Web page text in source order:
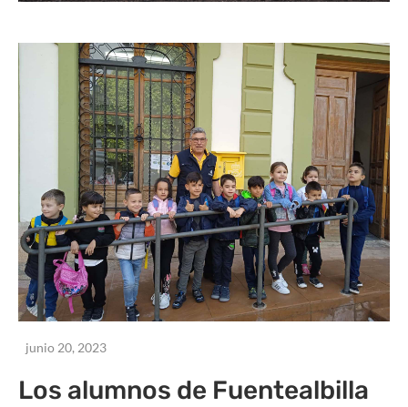
junio 20, 2023
Los alumnos de Fuentealbilla